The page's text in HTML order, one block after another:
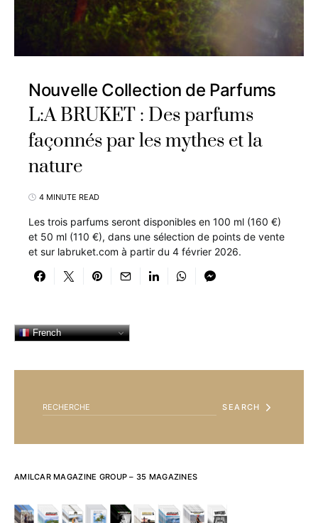
Nouvelle Collection de Parfums
L:A BRUKET : Des parfums
façonnés par les mythes et la
nature
4 MINUTE READ
Les trois parfums seront disponibles en 100 ml (160 €)
et 50 ml (110 €), dans une sélection de points de vente
et sur labruket.com à partir du 4 février 2026.
French
SEARCH
AMILCAR MAGAZINE GROUP – 35 MAGAZINES